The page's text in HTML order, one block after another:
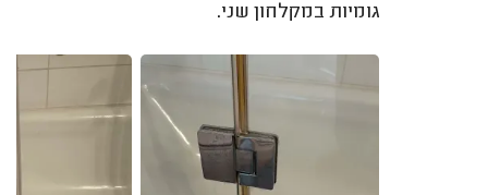
גומיות במקלחון שני.